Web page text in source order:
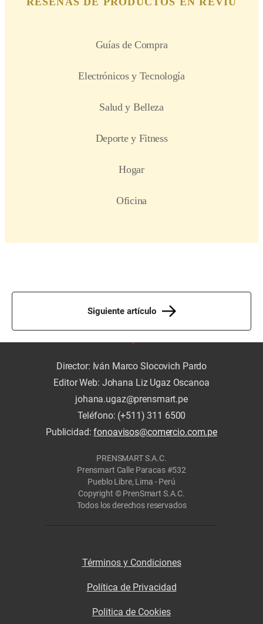
Siguiente artículo
Director: Iván Marco Slocovich Pardo
Editor Web: Johana Liz Ugaz Oscanoa
johana.ugaz@prensmart.pe
Teléfono: (+511) 311 6500
Publicidad:fonoavisos@comercio.com.pe
PRENSMART S.A.C.
Prensmart Calle Paracas #532
Pueblo Libre, Lima - Perú
Copyright © PrenSmart S.A.C.
Todos los derechos reservados
Términos y Condiciones
Política de Privacidad
Politica de Cookies